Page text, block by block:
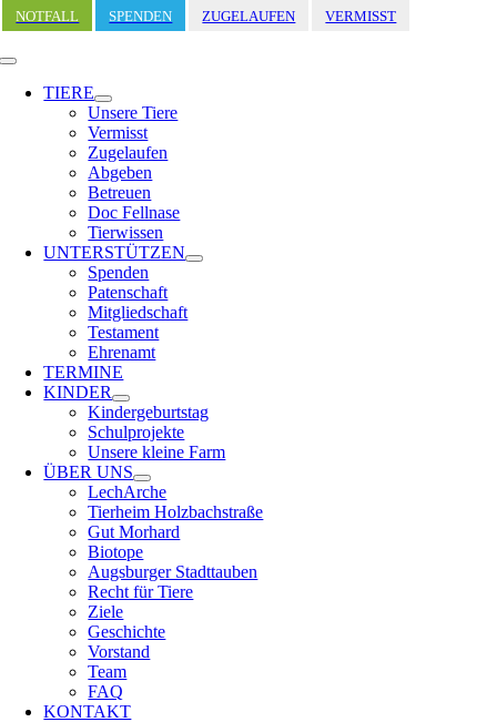
Zum
Inhalt
springen
NOTFALL SPENDEN ZUGELAUFEN VERMISST
Toggle
Navigation
TIERE
Unsere Tiere
Vermisst
Zugelaufen
Abgeben
Betreuen
Doc Fellnase
Tierwissen
UNTERSTÜTZEN
Spenden
Patenschaft
Mitgliedschaft
Testament
Ehrenamt
TERMINE
KINDER
Kindergeburtstag
Schulprojekte
Unsere kleine Farm
ÜBER UNS
LechArche
Tierheim Holzbachstraße
Gut Morhard
Biotope
Augsburger Stadttauben
Recht für Tiere
Ziele
Geschichte
Vorstand
Team
FAQ
KONTAKT